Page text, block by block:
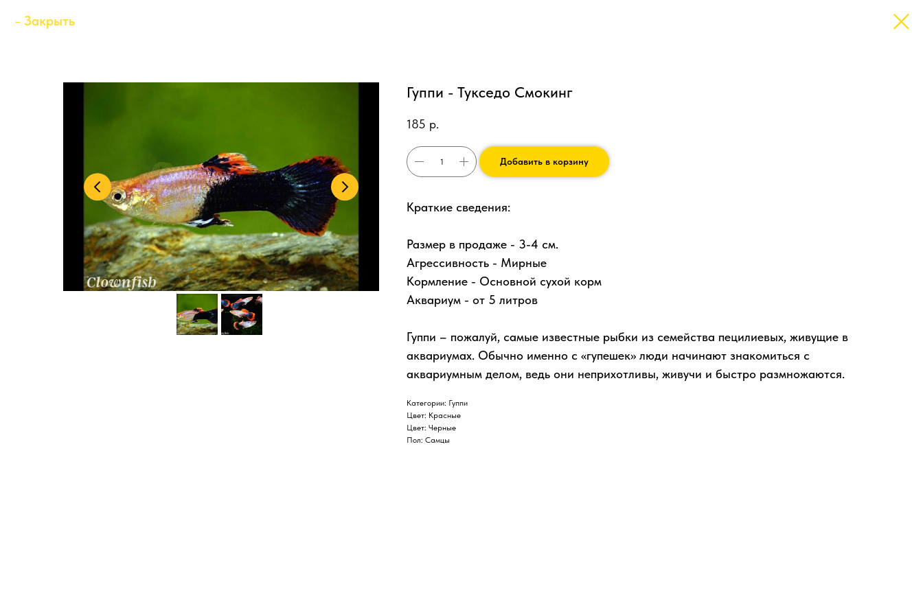
Закрыть
Гуппи - Тукседо Смокинг
185 р.
Добавить в корзину
Краткие сведения:
Размер в продаже - 3-4 см.
Агрессивность - Мирные
Кормление - Основной сухой корм
Аквариум - от 5 литров
Гуппи – пожалуй, самые известные рыбки из семейства пецилиевых, живущие в
аквариумах. Обычно именно с «гупешек» люди начинают знакомиться с
аквариумным делом, ведь они неприхотливы, живучи и быстро размножаются.
Категории: Гуппи
Цвет: Красные
Цвет: Черные
Пол: Самцы